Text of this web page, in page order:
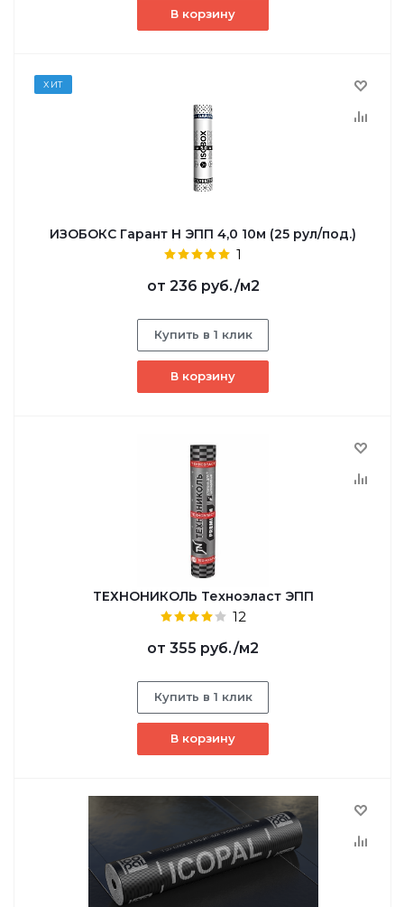
В корзину
ХИТ
ИЗОБОКС Гарант Н ЭПП 4,0 10м (25 рул/под.)
1
от 236 руб./м2
Купить в 1 клик
В корзину
ТЕХНОНИКОЛЬ Техноэласт ЭПП
12
от 355 руб./м2
Купить в 1 клик
В корзину